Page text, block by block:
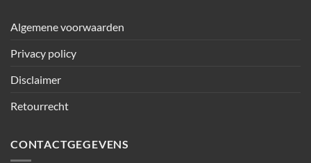
Algemene voorwaarden
Privacy policy
Disclaimer
Retourrecht
CONTACTGEGEVENS